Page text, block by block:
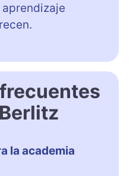
la academia